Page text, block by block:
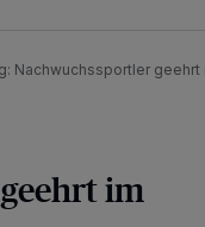
Nachwuchssportler geehrt
im